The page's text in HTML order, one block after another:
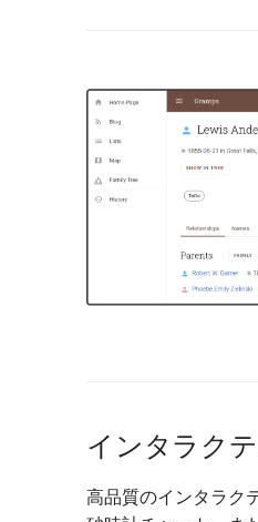
インタラク
高品質のインタラク